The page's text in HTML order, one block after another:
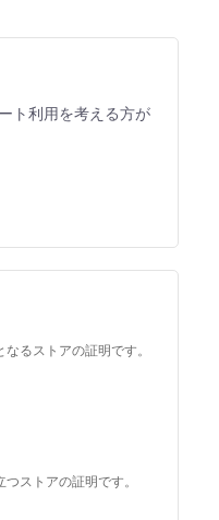
ト利用を考える方が
るストアの証明です。
ストアの証明です。